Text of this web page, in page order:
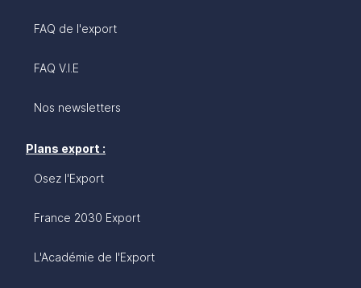
FAQ de l'export
FAQ V.I.E
Nos newsletters
Plans export :
Osez l'Export
France 2030 Export
L'Académie de l'Export